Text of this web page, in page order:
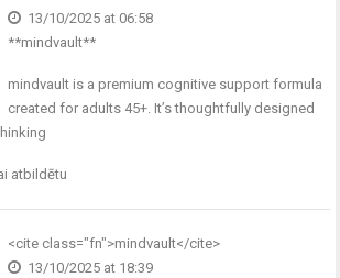
13/10/2025 at 06:58
** mindvault**
mindvault is a premium cognitive support formula
created for adults 45+. It’s thoughtfully designed
atbildētu
<cite class="fn">mindvault</cite>
13/10/2025 at 18:39